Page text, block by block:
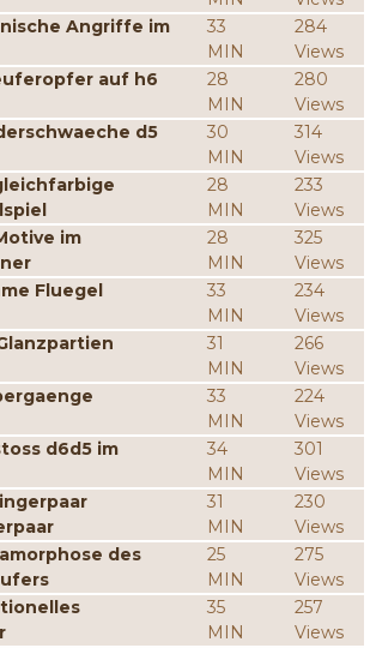
Angriffe im
33
MIN
284
Views
auf h6
28
MIN
280
Views
d5
30
MIN
314
Views
28
MIN
233
Views
im
28
MIN
325
Views
Fluegel
33
MIN
234
Views
31
MIN
266
Views
33
MIN
224
Views
d6d5 im
34
MIN
301
Views
31
MIN
230
Views
des
25
MIN
275
Views
35
MIN
257
Views